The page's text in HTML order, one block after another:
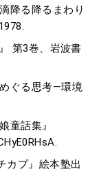
降る降るまわり
第3巻、岩波書
ぐる思考―環境
童話集』
カプ』絵本塾出